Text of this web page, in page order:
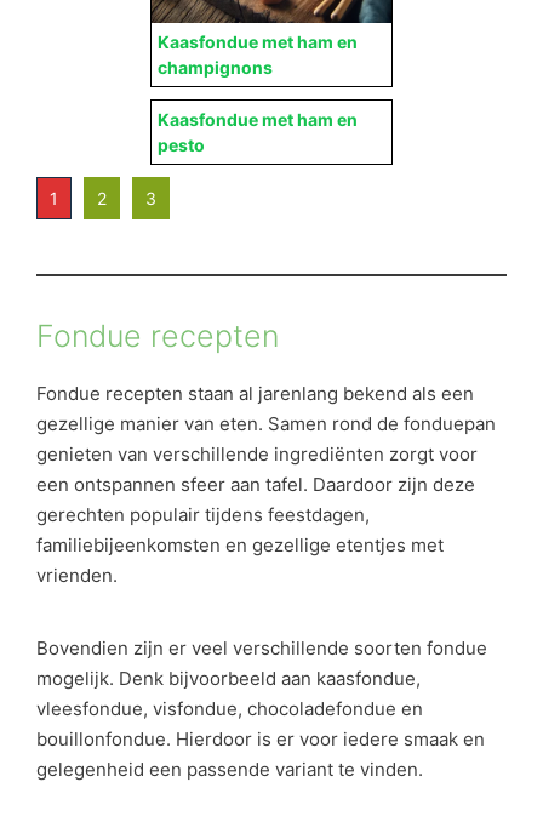
Kaasfondue met ham en
champignons
Kaasfondue met ham en
pesto
1 2 3
Fondue recepten
Fondue recepten staan al jarenlang bekend als een
gezellige manier van eten. Samen rond de fonduepan
genieten van verschillende ingrediënten zorgt voor
een ontspannen sfeer aan tafel. Daardoor zijn deze
gerechten populair tijdens feestdagen,
familiebijeenkomsten en gezellige etentjes met
vrienden.
Bovendien zijn er veel verschillende soorten fondue
mogelijk. Denk bijvoorbeeld aan kaasfondue,
vleesfondue, visfondue, chocoladefondue en
bouillonfondue. Hierdoor is er voor iedere smaak en
gelegenheid een passende variant te vinden.